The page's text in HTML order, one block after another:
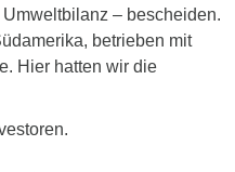
– bescheiden.
betrieben mit
Hier hatten wir die